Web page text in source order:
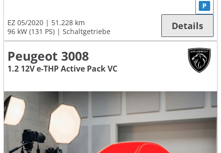
EZ 05/2020
51.228 km
96 kW (131 PS)
Schaltgetriebe
P
Details
Peugeot 3008
1.2 12V e-THP Active Pack VC